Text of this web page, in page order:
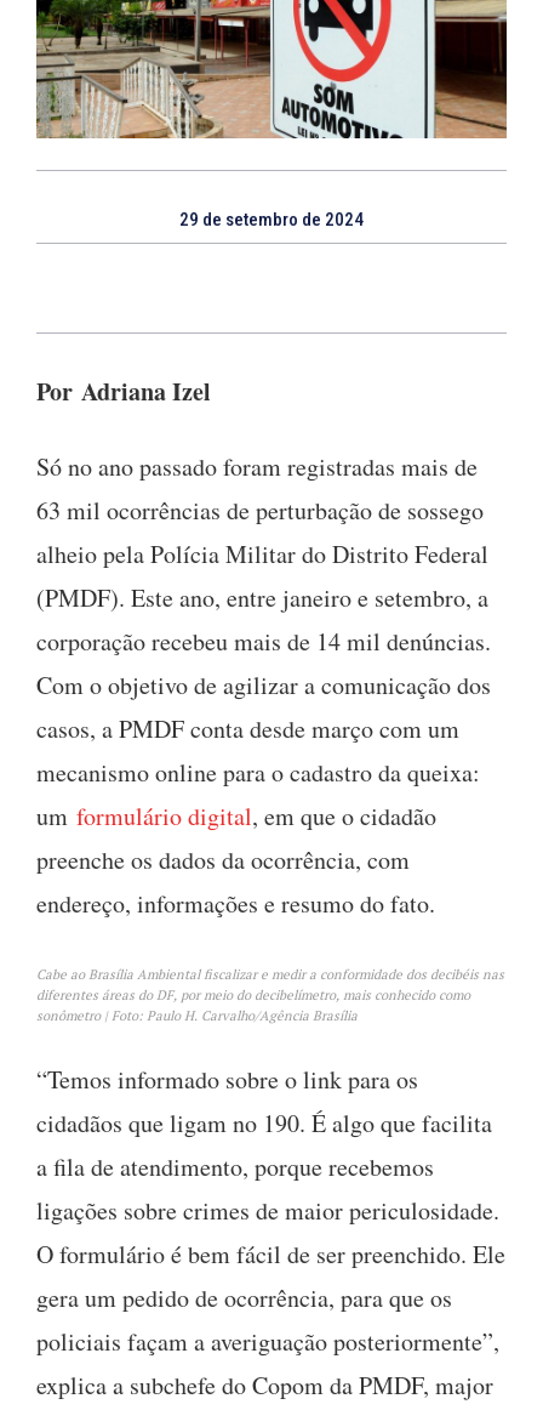
29 de setembro de 2024
Por Adriana Izel
Só no ano passado foram registradas mais de
63 mil ocorrências de perturbação de sossego
alheio pela Polícia Militar do Distrito Federal
(PMDF). Este ano, entre janeiro e setembro, a
corporação recebeu mais de 14 mil denúncias.
Com o objetivo de agilizar a comunicação dos
casos, a PMDF conta desde março com um
mecanismo online para o cadastro da queixa:
um formulário digital, em que o cidadão
preenche os dados da ocorrência, com
endereço, informações e resumo do fato.
Cabe ao Brasília Ambiental fiscalizar e medir a conformidade dos decibéis nas
diferentes áreas do DF, por meio do decibelímetro, mais conhecido como
sonômetro | Foto: Paulo H. Carvalho/Agência Brasília
“Temos informado sobre o link para os
cidadãos que ligam no 190. É algo que facilita
a fila de atendimento, porque recebemos
ligações sobre crimes de maior periculosidade.
O formulário é bem fácil de ser preenchido. Ele
gera um pedido de ocorrência, para que os
policiais façam a averiguação posteriormente”,
explica a subchefe do Copom da PMDF, major